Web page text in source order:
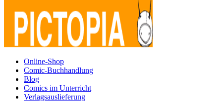
Online-Shop
Comic-Buchhandlung
Blog
Comics im Unterricht
Verlagsauslieferung